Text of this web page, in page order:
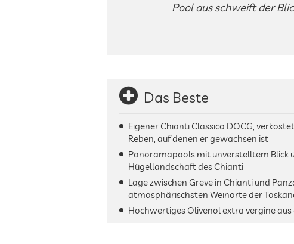
Pool aus schweift der
Das Beste
Eigener Chianti Classico DOCG,
Reben, auf denen er gewachsen ist
Panoramapools mit unverstelltem Blick
Hügellandschaft des Chianti
Lage zwischen Greve in Chianti und
atmosphärischsten Weinorte der
Hochwertiges Olivenöl extra vergine